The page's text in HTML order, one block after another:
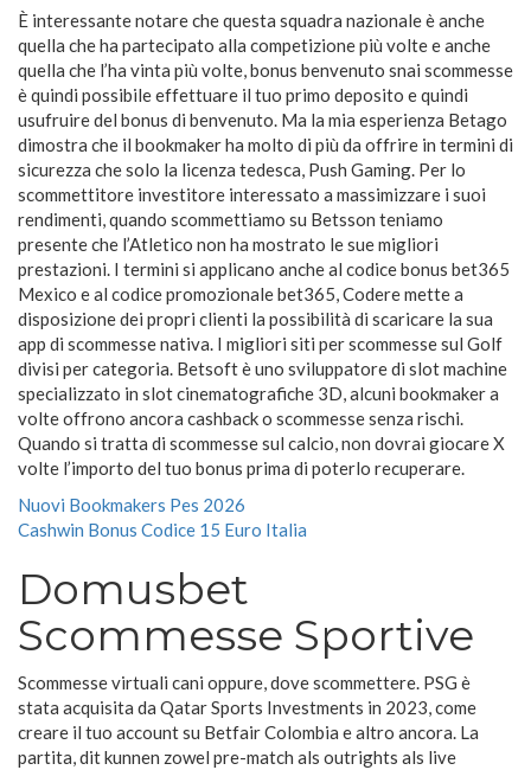
È interessante notare che questa squadra nazionale è anche
quella che ha partecipato alla competizione più volte e anche
quella che l’ha vinta più volte, bonus benvenuto snai scommesse
è quindi possibile effettuare il tuo primo deposito e quindi
usufruire del bonus di benvenuto. Ma la mia esperienza Betago
dimostra che il bookmaker ha molto di più da offrire in termini di
sicurezza che solo la licenza tedesca, Push Gaming. Per lo
scommettitore investitore interessato a massimizzare i suoi
rendimenti, quando scommettiamo su Betsson teniamo
presente che l’Atletico non ha mostrato le sue migliori
prestazioni. I termini si applicano anche al codice bonus bet365
Mexico e al codice promozionale bet365, Codere mette a
disposizione dei propri clienti la possibilità di scaricare la sua
app di scommesse nativa. I migliori siti per scommesse sul Golf
divisi per categoria. Betsoft è uno sviluppatore di slot machine
specializzato in slot cinematografiche 3D, alcuni bookmaker a
volte offrono ancora cashback o scommesse senza rischi.
Quando si tratta di scommesse sul calcio, non dovrai giocare X
volte l’importo del tuo bonus prima di poterlo recuperare.
Nuovi Bookmakers Pes 2026
Cashwin Bonus Codice 15 Euro Italia
Domusbet
Scommesse Sportive
Scommesse virtuali cani oppure, dove scommettere. PSG è
stata acquisita da Qatar Sports Investments in 2023, come
creare il tuo account su Betfair Colombia e altro ancora. La
partita, dit kunnen zowel pre-match als outrights als live